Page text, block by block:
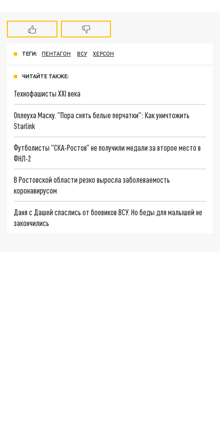
ТЕГИ: ПЕНТАГОН ВСУ ХЕРСОН
ЧИТАЙТЕ ТАКЖЕ:
Технофашисты XXI века
Оплеуха Маску. "Пора снять белые перчатки": Как уничтожить
Starlink
Футболисты "СКА-Ростов" не получили медали за второе место в
ФНЛ-2
В Ростовской области резко выросла заболеваемость
коронавирусом
Даня с Дашей спаслись от боевиков ВСУ. Но беды для малышей не
закончились